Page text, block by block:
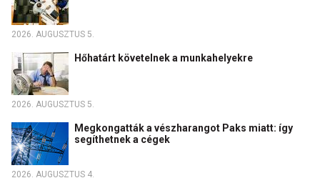
2026. AUGUSZTUS 5.
Hőhatárt követelnek a munkahelyekre
2026. AUGUSZTUS 5.
Megkongatták a vészharangot Paks miatt: így
segíthetnek a cégek
2026. AUGUSZTUS 4.